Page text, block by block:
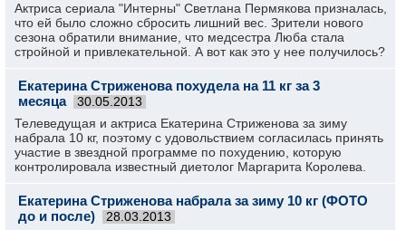
Актриса сериала "Интерны" Светлана Пермякова призналась,
что ей было сложно сбросить лишний вес. Зрители нового
сезона обратили внимание, что медсестра Люба стала
стройной и привлекательной. А вот как это у нее получилось?
Екатерина Стриженова похудела на 11 кг за 3
месяца
30.05.2013
Телеведущая и актриса Екатерина Стриженова за зиму
набрала 10 кг, поэтому с удовольствием согласилась принять
участие в звездной программе по похудению, которую
контролировала известный диетолог Маргарита Королева.
Екатерина Стриженова набрала за зиму 10 кг (ФОТО
до и после)
28.03.2013